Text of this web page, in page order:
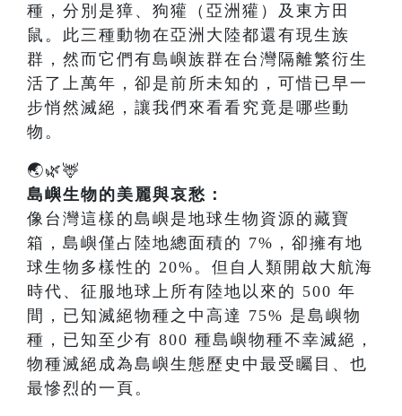
種，分別是獐、狗獾（亞洲獾）及東方田
鼠。此三種動物在亞洲大陸都還有現生族
群，然而它們有島嶼族群在台灣隔離繁衍生
活了上萬年，卻是前所未知的，可惜已早一
步悄然滅絕，讓我們來看看究竟是哪些動
物。
🌏🌿🦌
島嶼生物的美麗與哀愁：
像台灣這樣的島嶼是地球生物資源的藏寶
箱，島嶼僅占陸地總面積的 7%，卻擁有地
球生物多樣性的 20%。但自人類開啟大航海
時代、征服地球上所有陸地以來的 500 年
間，已知滅絕物種之中高達 75% 是島嶼物
種，已知至少有 800 種島嶼物種不幸滅絕，
物種滅絕成為島嶼生態歷史中最受矚目、也
最慘烈的一頁。